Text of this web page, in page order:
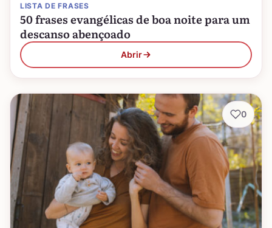
LISTA DE FRASES
50 frases evangélicas de boa noite para um
descanso abençoado
Abrir
0